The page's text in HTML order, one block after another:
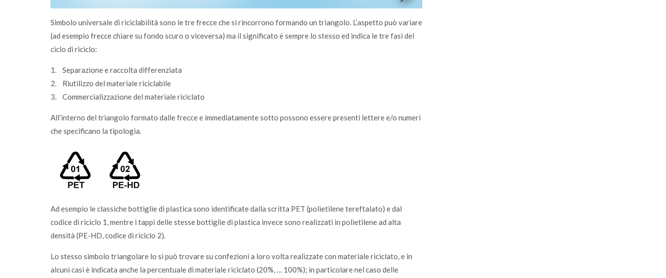
Simbolo universale di riciclabilità sono le tre frecce che si rincorrono formando un triangolo. L’aspetto può variare
(ad esempio frecce chiare su fondo scuro o viceversa) ma il significato è sempre lo stesso ed indica le tre fasi del
ciclo di riciclo:
1. Separazione e raccolta differenziata
2. Riutilizzo del materiale riciclabile
3. Commercializzazione del materiale riciclato
All’interno del triangolo formato dalle frecce e immediatamente sotto possono essere presenti lettere e/o numeri
che specificano la tipologia.
Ad esempio le classiche bottiglie di plastica sono identificate dalla scritta PET (polietilene tereftalato) e dal
codice di riciclo 1, mentre i tappi delle stesse bottiglie di plastica invece sono realizzati in polietilene ad alta
densità (PE-HD, codice di riciclo 2).
Lo stesso simbolo triangolare lo si può trovare su confezioni a loro volta realizzate con materiale riciclato, e in
alcuni casi è indicata anche la percentuale di materiale riciclato (20%, … 100%); in particolare nel caso delle